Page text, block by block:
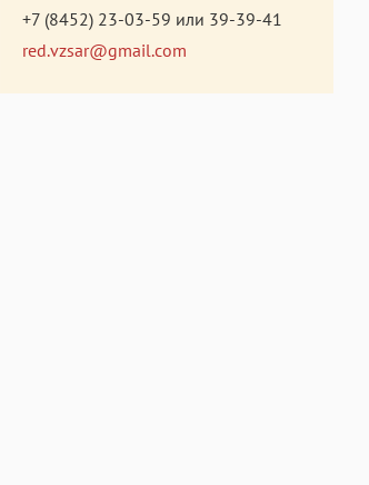
+7 (8452) 23-03-59 или 39-39-41
red.vzsar@gmail.com